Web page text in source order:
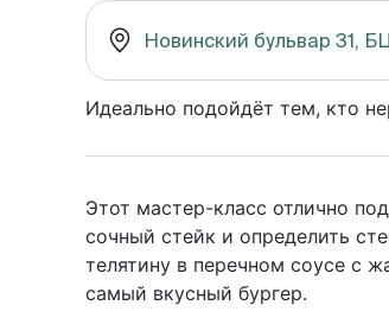
Новинский бульвар 31,
Идеально подойдёт тем, кто
Этот мастер-класс отлично
сочный стейк и определить
телятину в перечном соусе c
самый вкусный бургер.